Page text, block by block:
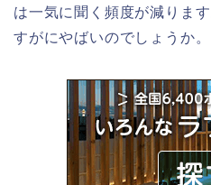
は一気に聞く頻度が減りま
すがにやばいのでしょうか。